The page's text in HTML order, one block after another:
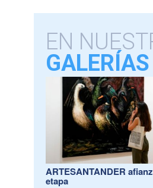
EN
GALERÍAS
ARTESANTANDER
etapa